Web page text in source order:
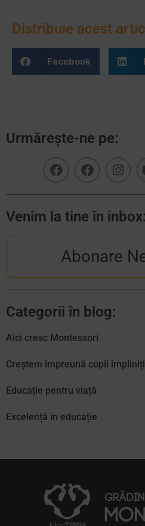
Distribuie acest
Facebook
Urmărește-ne pe:
Venim la tine în inbox:
Abonare
Categorii în blog:
Aici cresc Montessori
Creștem împreună copii împliniți
Educație pentru viață
Excelență în educație